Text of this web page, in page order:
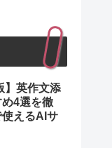
】英作文添
4選を徹
えるAIサ